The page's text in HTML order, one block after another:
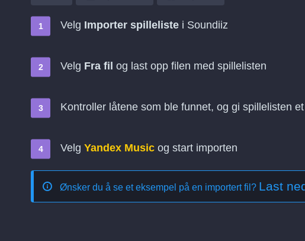
Velg Importer spilleliste i Soundiiz
Velg Fra fil og last opp filen med spillelisten
Kontroller låtene som ble funnet, og gi spillelisten
Velg Yandex Music og start importen
Ønsker du å se et eksempel på en importert fil? Last